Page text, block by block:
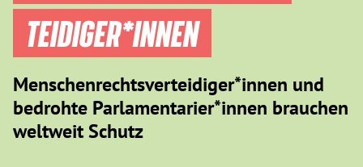
TEIDIGER­*INNEN
Menschenrechtsverteidiger*innen und
bedrohte Parlamentarier*innen brauchen
weltweit Schutz